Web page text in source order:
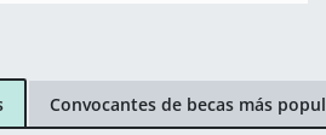
Convocantes de becas más